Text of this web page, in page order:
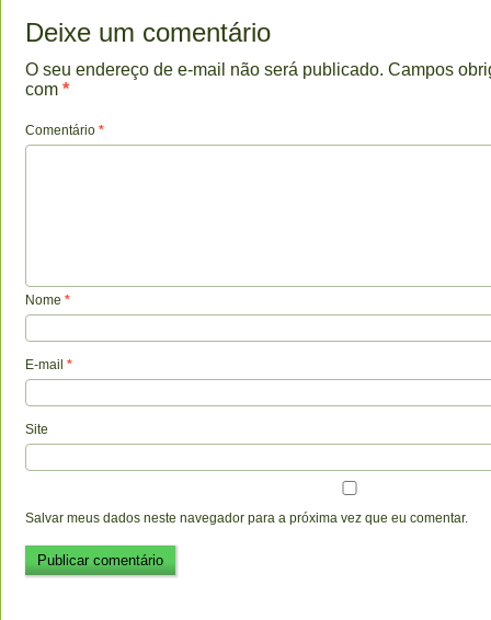
Deixe um comentário
O seu endereço de e-mail não será publicado. Campos
com *
Comentário *
Nome *
E-mail *
Site
Salvar meus dados neste navegador para a próxima vez que eu comentar.